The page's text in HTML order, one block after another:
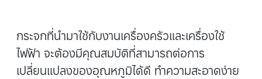
กระจกที่นำมาใช้กับงานเครื่องครัวและเครื่องใช้
ไฟฟ้า จะต้องมีคุณสมบัติที่สามารถต่อการ
เปลี่ยนแปลงของอุณหภูมิได้ดี ทำความสะอาดง่าย